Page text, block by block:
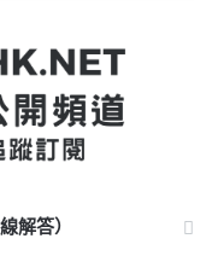
解答）